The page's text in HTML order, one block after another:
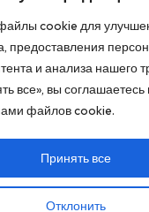
cookie для
предоставления
и анализа нашего
все», вы соглашаетесь
файлов cookie.
Отклонить
Принять все
включение
сборную звезд НХЛ
возвращение в
маловероятно
— ОлимпБет. All